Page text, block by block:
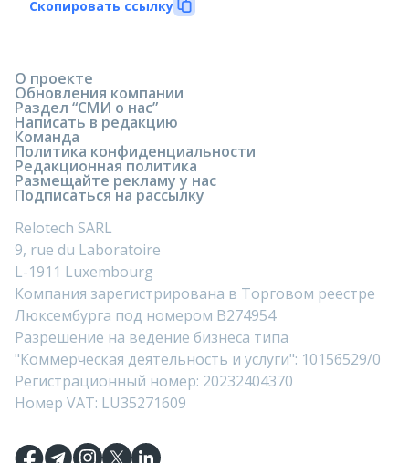
Скопировать ссылку
О проекте
Обновления компании
Раздел “СМИ о нас”
Написать в редакцию
Команда
Политика конфиденциальности
Редакционная политика
Размещайте рекламу у нас
Подписаться на рассылку
Relotech SARL
9, rue du Laboratoire
L-1911 Luxembourg
Компания зарегистрирована в Торговом реестре
Люксембурга под номером B274954
Разрешение на ведение бизнеса типа
"Коммерческая деятельность и услуги": 10156529/0
Регистрационный номер: 20232404370
Номер VAT: LU35271609